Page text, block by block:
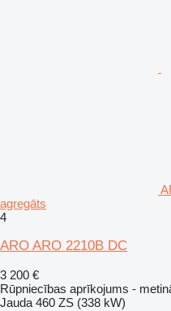
agregāts
4
ARO ARO 2210B DC
3 200 €
Rūpniecības aprīkojums -
Jauda 460 ZS (338 kW)